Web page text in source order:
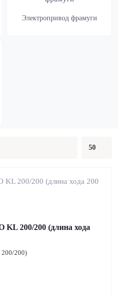
Электропривод фрамуги
KL 200/200 (длина хода
200)